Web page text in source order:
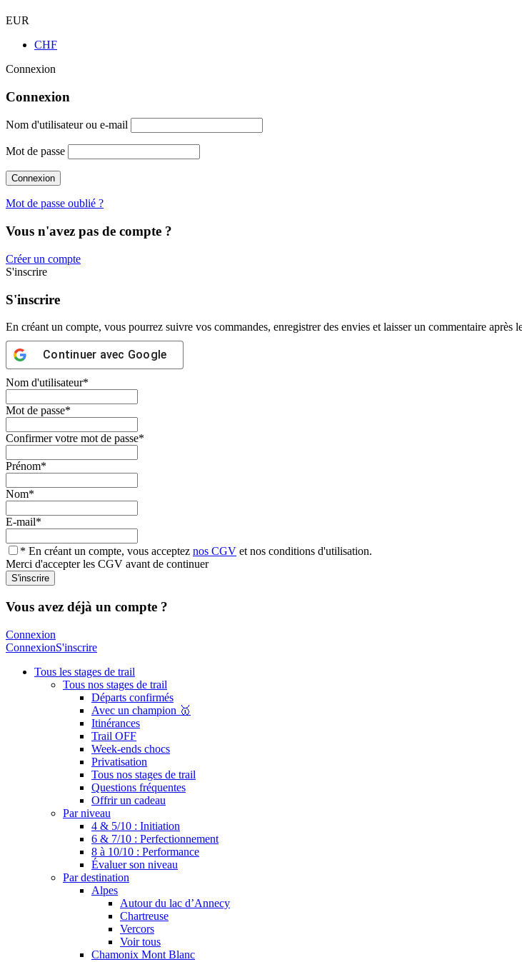
EUR
CHF
Connexion
Connexion
Nom d'utilisateur ou e-mail
Mot de passe
Mot de passe oublié ?
Vous n'avez pas de compte ?
Créer un compte
S'inscrire
S'inscrire
En créant un compte, vous pourrez suivre vos commandes, enregistrer des envies et laisser un commentaire après
Continuer avec Google
Nom d'utilisateur*
Mot de passe*
Confirmer votre mot de passe*
Prénom*
Nom*
E-mail*
* En créant un compte, vous acceptez nos CGV et nos conditions d'utilisation.
Merci d'accepter les CGV avant de continuer
Vous avez déjà un compte ?
Connexion
ConnexionS'inscrire
Tous les stages de trail
Tous nos stages de trail
Départs confirmés
Avec un champion 🥇
Itinérances
Trail OFF
Week-ends chocs
Privatisation
Tous nos stages de trail
Questions fréquentes
Offrir un cadeau
Par niveau
4 & 5/10 : Initiation
6 & 7/10 : Perfectionnement
8 à 10/10 : Performance
Évaluer son niveau
Par destination
Alpes
Autour du lac d’Annecy
Chartreuse
Vercors
Voir tous
Chamonix Mont Blanc